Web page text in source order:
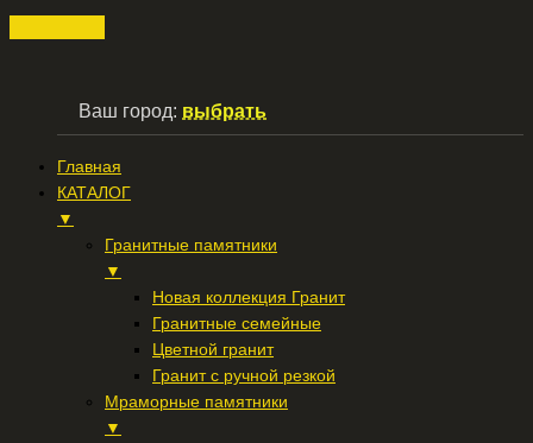
Ваш город: выбрать
Главная
КАТАЛОГ
▼
Гранитные памятники
▼
Новая коллекция Гранит
Гранитные семейные
Цветной гранит
Гранит с ручной резкой
Мраморные памятники
▼